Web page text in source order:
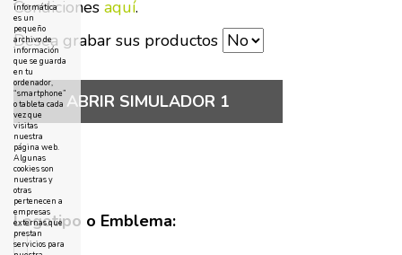
Condiciones aquí.
Desea grabar sus productos
ABRIR SIMULADOR 1
Logotipo o Emblema:
informática
es un
pequeño
archivo de
información
que se guarda
en tu
ordenador,
“smartphone”
o tableta cada
vez que
visitas
nuestra
página web.
Algunas
cookies son
nuestras y
otras
pertenecen a
empresas
externas que
prestan
servicios para